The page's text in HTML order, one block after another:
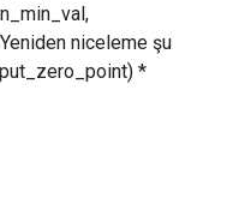
niceleme şu
*